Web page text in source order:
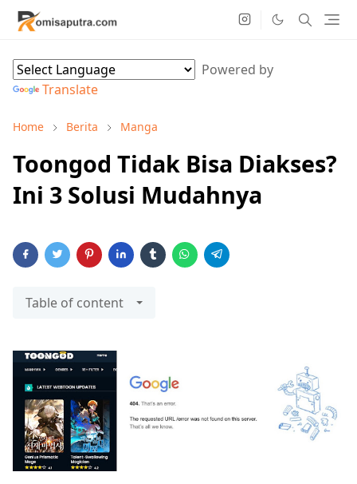
Powered by
Translate
Home Berita Manga
Toongod Tidak Bisa Diakses?
Ini 3 Solusi Mudahnya
Table of content